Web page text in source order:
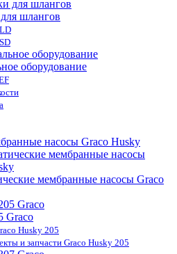
шлангов
оборудование
насосы Graco Husky
мембранные насосы Graco
Graco
Husky 205
и запчасти Graco Husky 205